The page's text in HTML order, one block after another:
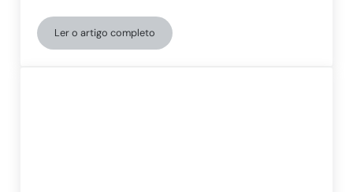
Ler o artigo completoAtividades para trabalhar a Teoria da Mente com